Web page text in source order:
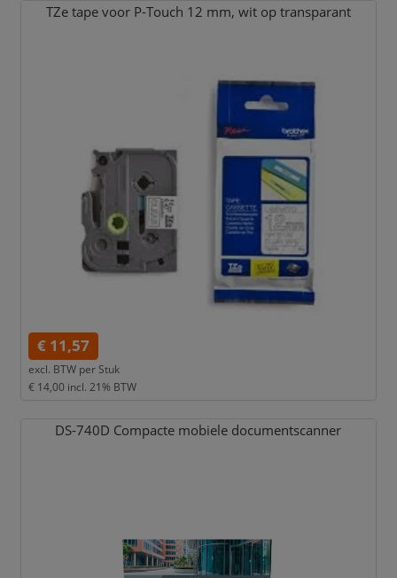
TZe tape voor P-Touch 12 mm, wit op transparant
€ 11,57
excl. BTW per Stuk
€ 14,00 incl. 21% BTW
DS-740D Compacte mobiele documentscanner